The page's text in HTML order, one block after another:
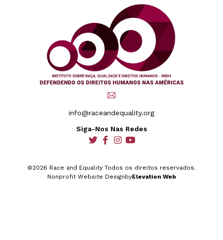
info@raceandequality.org
Siga-Nos Nas Redes
socialsocialsocialsocial
©2026 Race and Equality Todos os direitos reservados.
Nonprofit Website DesignbyElevation Web